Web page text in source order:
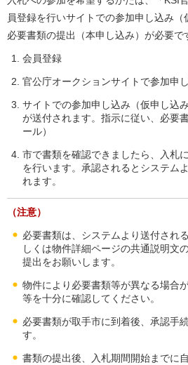
員登録を行いサイトでの参加申し込み
必要書類の提出（本申し込み）が必要で
会員登録
官公庁オークションサイトで参加申
サイトでの参加申し込み（仮申し込
が送付されます。指示に従い、必要
ール）
市で書類を確認できましたら、入札
を行います。承認されるとシステム
れます。
（注意）
必要書類は、システムより送付され
しくは物件詳細ページの共通説明文
提出をお願いします。
物件により必要書類等が異なる場合
等を十分に確認してください。
必要書類が取手市に到着後、承認手
す。
書類の提出後、入札期間開始までに